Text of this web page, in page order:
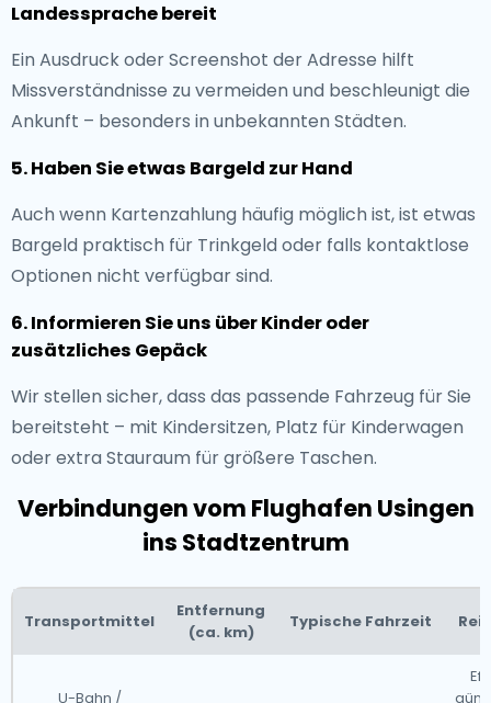
Landessprache bereit
Ein Ausdruck oder Screenshot der Adresse hilft
Missverständnisse zu vermeiden und beschleunigt die
Ankunft – besonders in unbekannten Städten.
5. Haben Sie etwas Bargeld zur Hand
Auch wenn Kartenzahlung häufig möglich ist, ist etwas
Bargeld praktisch für Trinkgeld oder falls kontaktlose
Optionen nicht verfügbar sind.
6. Informieren Sie uns über Kinder oder
zusätzliches Gepäck
Wir stellen sicher, dass das passende Fahrzeug für Sie
bereitsteht – mit Kindersitzen, Platz für Kinderwagen
oder extra Stauraum für größere Taschen.
Verbindungen vom Flughafen Usingen
ins Stadtzentrum
Transportmittel
Entfernung
(ca. km)
Typische Fahrzeit
U-Bahn /